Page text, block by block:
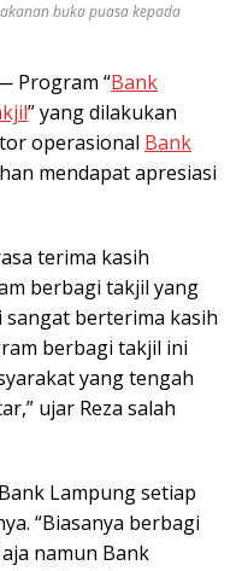
buka puasa kepada
Program “Bank
” yang dilakukan
operasional Bank
mendapat apresiasi
terima kasih
berbagi takjil yang
sangat berterima kasih
berbagi takjil ini
yang tengah
ujar Reza salah
Lampung setiap
“Biasanya berbagi
namun Bank